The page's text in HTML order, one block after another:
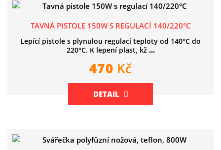
TAVNÁ PISTOLE 150W S REGULACÍ 140/220°C
Lepící pistole s plynulou regulací teploty od 140°C do
220°C. K lepení plast, kž ...
470 Kč
DETAIL